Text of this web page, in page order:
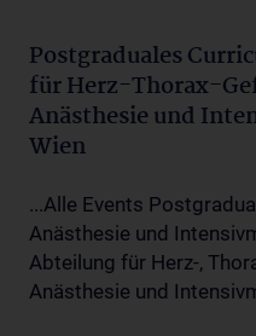
Postgraduales
für Herz-Thorax-
Anästhesie und
Wien
...Alle Events
Anästhesie und
Abteilung für Herz-,
Anästhesie und